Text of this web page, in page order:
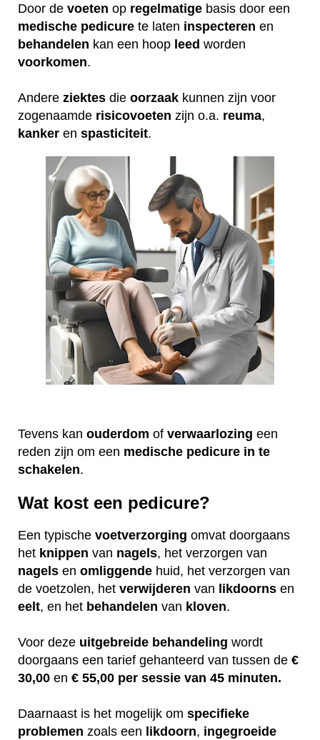
Door de voeten op regelmatige basis door een
medische pedicure te laten inspecteren en
behandelen kan een hoop leed worden
voorkomen.
Andere ziektes die oorzaak kunnen zijn voor
zogenaamde risicovoeten zijn o.a. reuma,
kanker en spasticiteit.
Tevens kan ouderdom of verwaarlozing een
reden zijn om een medische pedicure in te
schakelen.
Wat kost een pedicure?
Een typische voetverzorging omvat doorgaans
het knippen van nagels, het verzorgen van
nagels en omliggende huid, het verzorgen van
de voetzolen, het verwijderen van likdoorns en
eelt, en het behandelen van kloven.
Voor deze uitgebreide behandeling wordt
doorgaans een tarief gehanteerd van tussen de €
30,00 en € 55,00 per sessie van 45 minuten.
Daarnaast is het mogelijk om specifieke
problemen zoals een likdoorn, ingegroeide